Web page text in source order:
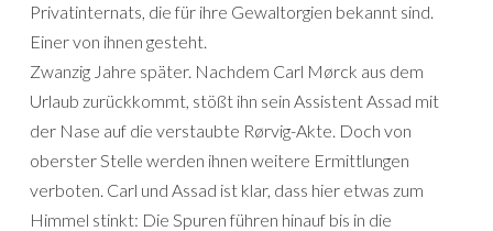
Privatinternats, die für ihre Gewaltorgien bekannt sind.
Einer von ihnen gesteht.
Zwanzig Jahre später. Nachdem Carl Mørck aus dem
Urlaub zurückkommt, stößt ihn sein Assistent Assad mit
der Nase auf die verstaubte Rørvig-Akte. Doch von
oberster Stelle werden ihnen weitere Ermittlungen
verboten. Carl und Assad ist klar, dass hier etwas zum
Himmel stinkt: Die Spuren führen hinauf bis in die